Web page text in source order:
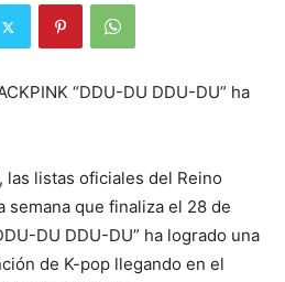
“DDU-DU DDU-DU” ha
las listas oficiales del Reino
semana que finaliza el 28 de
DU DDU-DU” ha logrado una
de K-pop llegando en el